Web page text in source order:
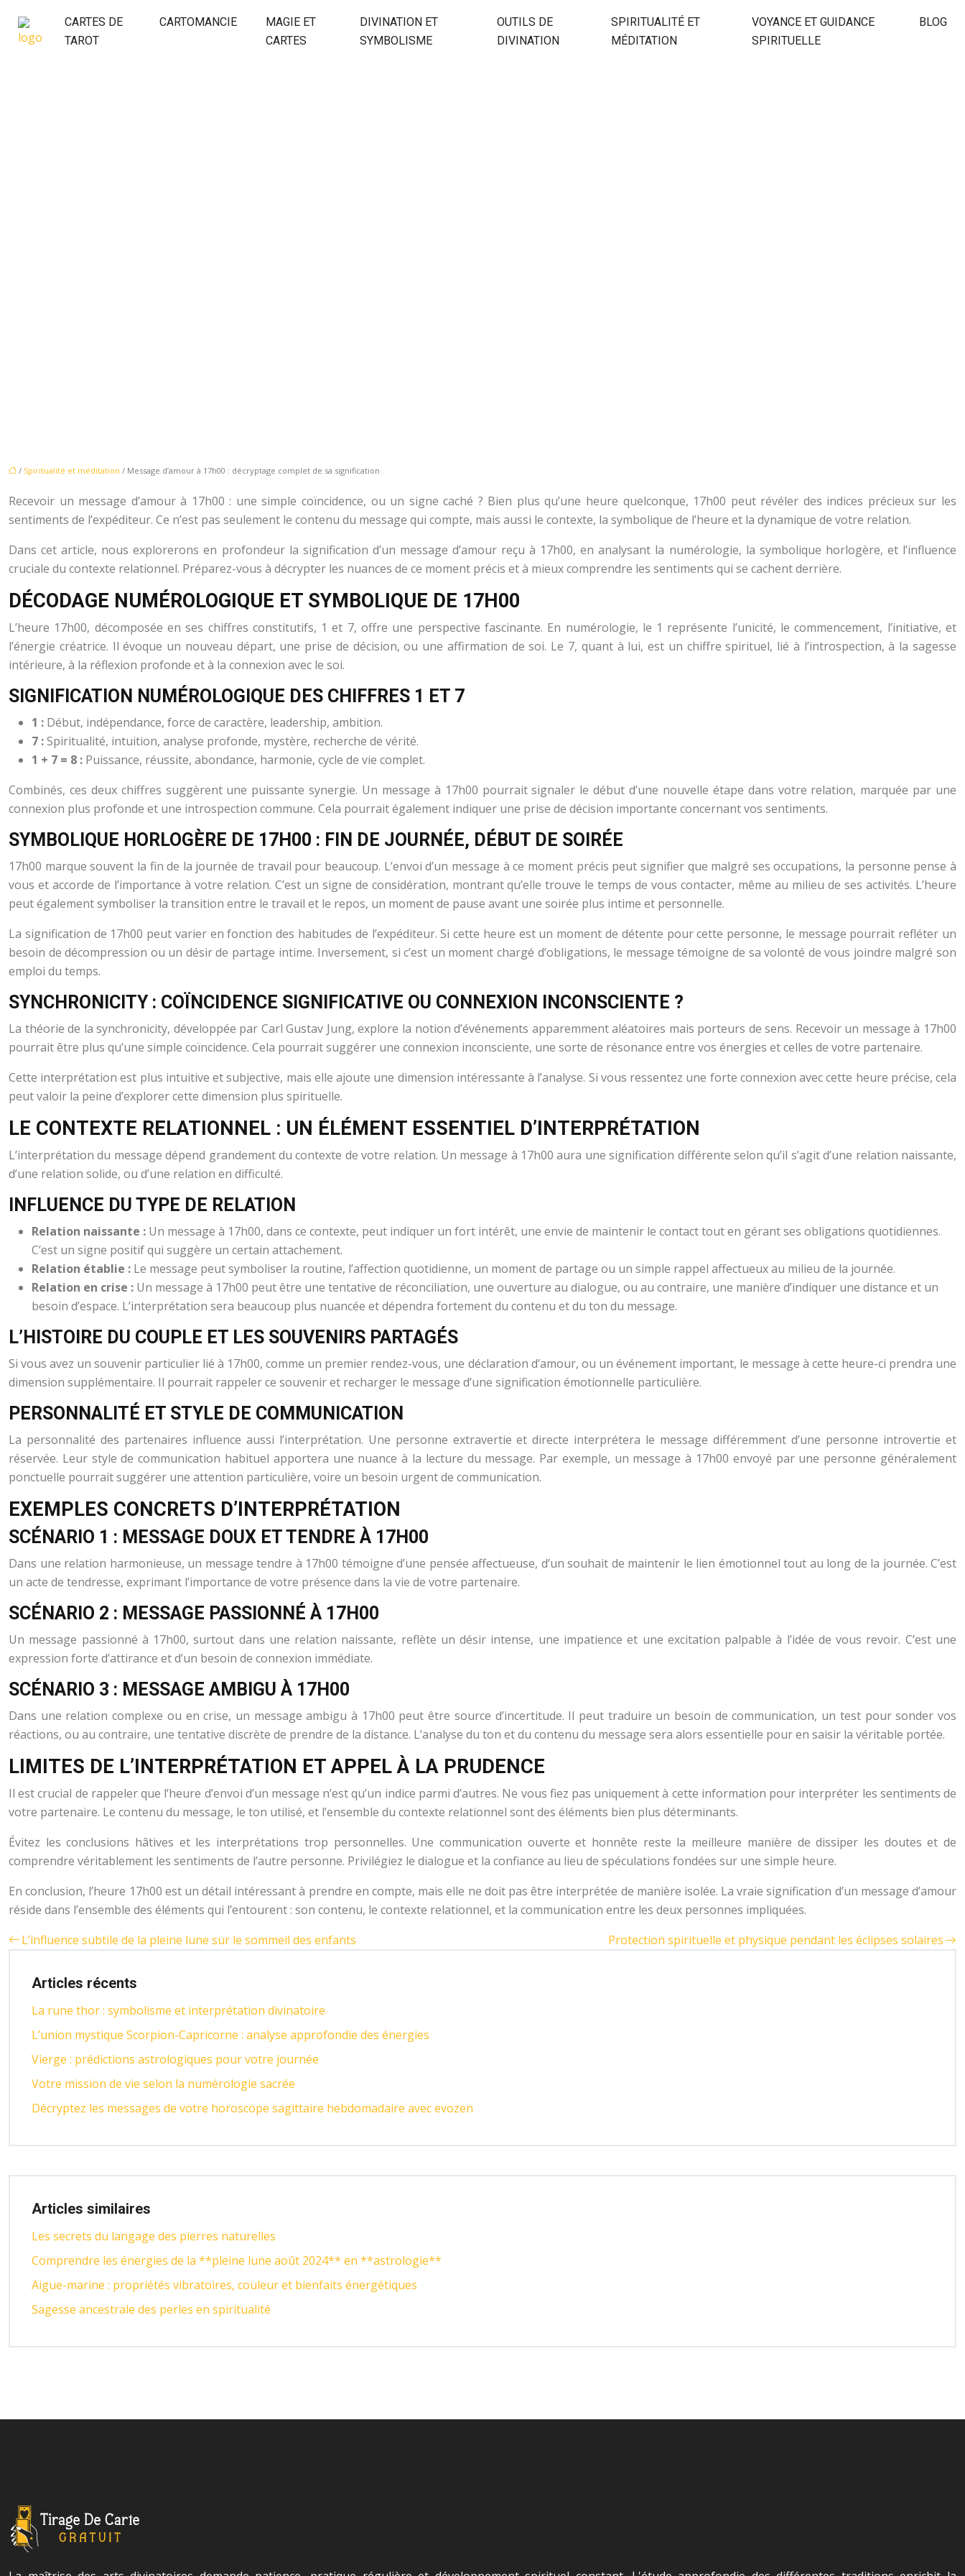
CARTES DE
TAROT
CARTOMANCIE
MAGIE ET
CARTES
DIVINATION ET
SYMBOLISME
OUTILS DE
DIVINATION
SPIRITUALITÉ ET
MÉDITATION
VOYANCE ET GUIDANCE
SPIRITUELLE
BLOG
/ Spiritualité et méditation / Message d’amour à 17h00 : décryptage complet de sa signification
Recevoir un message d’amour à 17h00 : une simple coïncidence, ou un signe caché ? Bien plus qu’une heure quelconque, 17h00 peut révéler des indices précieux sur les
sentiments de l’expéditeur. Ce n’est pas seulement le contenu du message qui compte, mais aussi le contexte, la symbolique de l’heure et la dynamique de votre relation.
Dans cet article, nous explorerons en profondeur la signification d’un message d’amour reçu à 17h00, en analysant la numérologie, la symbolique horlogère, et l’influence
cruciale du contexte relationnel. Préparez-vous à décrypter les nuances de ce moment précis et à mieux comprendre les sentiments qui se cachent derrière.
DÉCODAGE NUMÉROLOGIQUE ET SYMBOLIQUE DE 17H00
L’heure 17h00, décomposée en ses chiffres constitutifs, 1 et 7, offre une perspective fascinante. En numérologie, le 1 représente l’unicité, le commencement, l’initiative, et
l’énergie créatrice. Il évoque un nouveau départ, une prise de décision, ou une affirmation de soi. Le 7, quant à lui, est un chiffre spirituel, lié à l’introspection, à la sagesse
intérieure, à la réflexion profonde et à la connexion avec le soi.
SIGNIFICATION NUMÉROLOGIQUE DES CHIFFRES 1 ET 7
1 : Début, indépendance, force de caractère, leadership, ambition.
7 :Spiritualité, intuition, analyse profonde, mystère, recherche de vérité.
1 + 7 = 8 : Puissance, réussite, abondance, harmonie, cycle de vie complet.
Combinés, ces deux chiffres suggèrent une puissante synergie. Un message à 17h00 pourrait signaler le début d’une nouvelle étape dans votre relation, marquée par une
connexion plus profonde et une introspection commune. Cela pourrait également indiquer une prise de décision importante concernant vos sentiments.
SYMBOLIQUE HORLOGÈRE DE 17H00 : FIN DE JOURNÉE, DÉBUT DE SOIRÉE
17h00 marque souvent la fin de la journée de travail pour beaucoup. L’envoi d’un message à ce moment précis peut signifier que malgré ses occupations, la personne pense à
vous et accorde de l’importance à votre relation. C’est un signe de considération, montrant qu’elle trouve le temps de vous contacter, même au milieu de ses activités. L’heure
peut également symboliser la transition entre le travail et le repos, un moment de pause avant une soirée plus intime et personnelle.
La signification de 17h00 peut varier en fonction des habitudes de l’expéditeur. Si cette heure est un moment de détente pour cette personne, le message pourrait refléter un
besoin de décompression ou un désir de partage intime. Inversement, si c’est un moment chargé d’obligations, le message témoigne de sa volonté de vous joindre malgré son
emploi du temps.
SYNCHRONICITY : COÏNCIDENCE SIGNIFICATIVE OU CONNEXION INCONSCIENTE ?
La théorie de la synchronicity, développée par Carl Gustav Jung, explore la notion d’événements apparemment aléatoires mais porteurs de sens. Recevoir un message à 17h00
pourrait être plus qu’une simple coïncidence. Cela pourrait suggérer une connexion inconsciente, une sorte de résonance entre vos énergies et celles de votre partenaire.
Cette interprétation est plus intuitive et subjective, mais elle ajoute une dimension intéressante à l’analyse. Si vous ressentez une forte connexion avec cette heure précise, cela
peut valoir la peine d’explorer cette dimension plus spirituelle.
LE CONTEXTE RELATIONNEL : UN ÉLÉMENT ESSENTIEL D’INTERPRÉTATION
L’interprétation du message dépend grandement du contexte de votre relation. Un message à 17h00 aura une signification différente selon qu’il s’agit d’une relation naissante,
d’une relation solide, ou d’une relation en difficulté.
INFLUENCE DU TYPE DE RELATION
Relation naissante : Un message à 17h00, dans ce contexte, peut indiquer un fort intérêt, une envie de maintenir le contact tout en gérant ses obligations quotidiennes.
C’est un signe positif qui suggère un certain attachement.
Relation établie : Le message peut symboliser la routine, l’affection quotidienne, un moment de partage ou un simple rappel affectueux au milieu de la journée.
Relation en crise : Un message à 17h00 peut être une tentative de réconciliation, une ouverture au dialogue, ou au contraire, une manière d’indiquer une distance et un
besoin d’espace. L’interprétation sera beaucoup plus nuancée et dépendra fortement du contenu et du ton du message.
L’HISTOIRE DU COUPLE ET LES SOUVENIRS PARTAGÉS
Si vous avez un souvenir particulier lié à 17h00, comme un premier rendez-vous, une déclaration d’amour, ou un événement important, le message à cette heure-ci prendra une
dimension supplémentaire. Il pourrait rappeler ce souvenir et recharger le message d’une signification émotionnelle particulière.
PERSONNALITÉ ET STYLE DE COMMUNICATION
La personnalité des partenaires influence aussi l’interprétation. Une personne extravertie et directe interprétera le message différemment d’une personne introvertie et
réservée. Leur style de communication habituel apportera une nuance à la lecture du message. Par exemple, un message à 17h00 envoyé par une personne généralement
ponctuelle pourrait suggérer une attention particulière, voire un besoin urgent de communication.
EXEMPLES CONCRETS D’INTERPRÉTATION
SCÉNARIO 1 : MESSAGE DOUX ET TENDRE À 17H00
Dans une relation harmonieuse, un message tendre à 17h00 témoigne d’une pensée affectueuse, d’un souhait de maintenir le lien émotionnel tout au long de la journée. C’est
un acte de tendresse, exprimant l’importance de votre présence dans la vie de votre partenaire.
SCÉNARIO 2 : MESSAGE PASSIONNÉ À 17H00
Un message passionné à 17h00, surtout dans une relation naissante, reflète un désir intense, une impatience et une excitation palpable à l’idée de vous revoir. C’est une
expression forte d’attirance et d’un besoin de connexion immédiate.
SCÉNARIO 3 : MESSAGE AMBIGU À 17H00
Dans une relation complexe ou en crise, un message ambigu à 17h00 peut être source d’incertitude. Il peut traduire un besoin de communication, un test pour sonder vos
réactions, ou au contraire, une tentative discrète de prendre de la distance. L’analyse du ton et du contenu du message sera alors essentielle pour en saisir la véritable portée.
LIMITES DE L’INTERPRÉTATION ET APPEL À LA PRUDENCE
Il est crucial de rappeler que l’heure d’envoi d’un message n’est qu’un indice parmi d’autres. Ne vous fiez pas uniquement à cette information pour interpréter les sentiments de
votre partenaire. Le contenu du message, le ton utilisé, et l’ensemble du contexte relationnel sont des éléments bien plus déterminants.
Évitez les conclusions hâtives et les interprétations trop personnelles. Une communication ouverte et honnête reste la meilleure manière de dissiper les doutes et de
comprendre véritablement les sentiments de l’autre personne. Privilégiez le dialogue et la confiance au lieu de spéculations fondées sur une simple heure.
En conclusion, l’heure 17h00 est un détail intéressant à prendre en compte, mais elle ne doit pas être interprétée de manière isolée. La vraie signification d’un message d’amour
réside dans l’ensemble des éléments qui l’entourent : son contenu, le contexte relationnel, et la communication entre les deux personnes impliquées.
L’influence subtile de la pleine lune sur le sommeil des enfants
Protection spirituelle et physique pendant les éclipses solaires
Articles récents
La rune thor : symbolisme et interprétation divinatoire
L’union mystique Scorpion-Capricorne : analyse approfondie des énergies
Vierge : prédictions astrologiques pour votre journée
Votre mission de vie selon la numérologie sacrée
Décryptez les messages de votre horoscope sagittaire hebdomadaire avec evozen
Articles similaires
Les secrets du langage des pierres naturelles
Comprendre les énergies de la **pleine lune août 2024** en **astrologie**
Aigue-marine : propriétés vibratoires, couleur et bienfaits énergétiques
Sagesse ancestrale des perles en spiritualité